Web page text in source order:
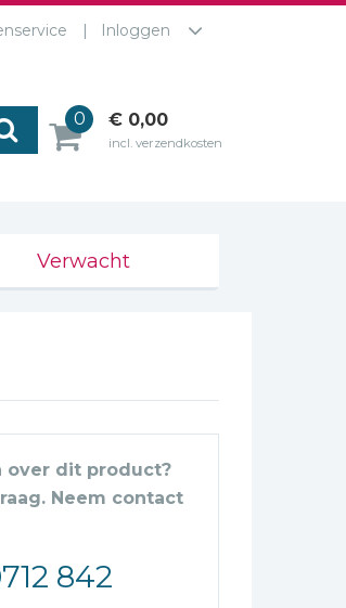
Inloggen
0 € 0,00
incl. verzendkosten
Verwacht
over dit product?
Neem contact
842